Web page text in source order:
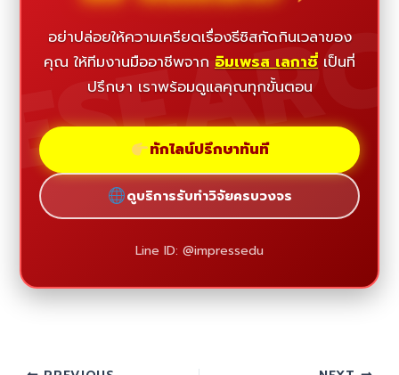
อย่าปล่อยให้ความเครียดเรื่องธีซิสกัดกินเวลาของ
คุณ ให้ทีมงานมืออาชีพจาก อิมเพรส เลกาซี่ เป็นที่
ปรึกษา เราพร้อมดูแลคุณทุกขั้นตอน
ทักไลน์ปรึกษาทันที
ดูบริการรับทำวิจัยครบวงจร
Line ID: @impressedu